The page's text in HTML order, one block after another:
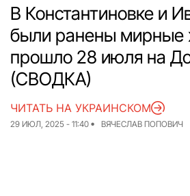
О нас
Спорт
Досье
Блог
Спецпроекты
В Константиновке и
были ранены мирные
прошло 28 июля на
(СВОДКА)
29 ИЮЛ, 2025 - 11:40 ВЯЧЕСЛАВ ПОПОВИЧ
ЧИТАТЬ НА УКРАИНСКОМ